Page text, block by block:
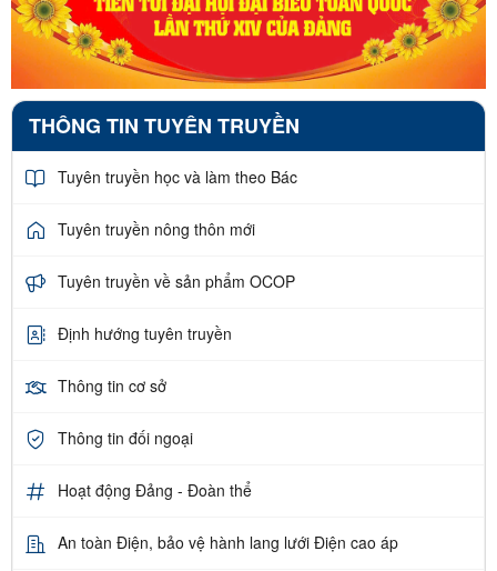
THÔNG TIN TUYÊN TRUYỀN
Tuyên truyền học và làm theo Bác
Tuyên truyền nông thôn mới
Tuyên truyền về sản phẩm OCOP
Định hướng tuyên truyền
Thông tin cơ sở
Thông tin đối ngoại
Hoạt động Đảng - Đoàn thể
An toàn Điện, bảo vệ hành lang lưới Điện cao áp